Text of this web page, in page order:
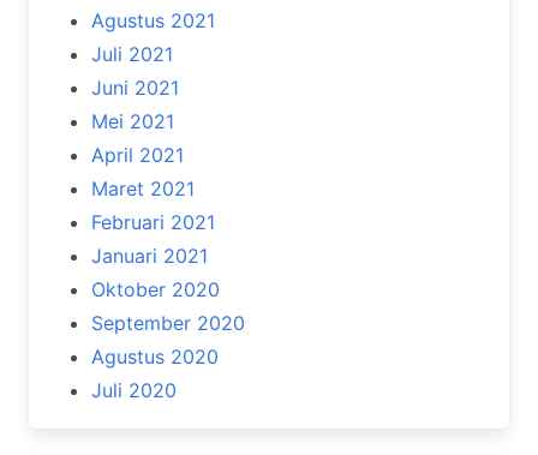
Agustus 2021
Juli 2021
Juni 2021
Mei 2021
April 2021
Maret 2021
Februari 2021
Januari 2021
Oktober 2020
September 2020
Agustus 2020
Juli 2020